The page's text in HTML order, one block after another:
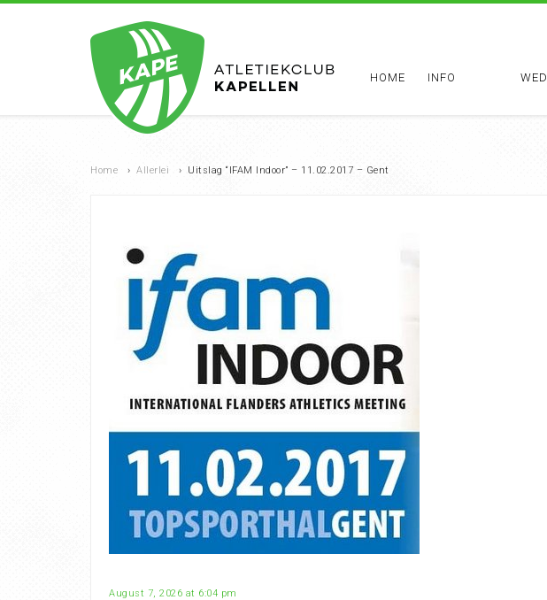
HOME INFO
Home › Allerlei › Uitslag “IFAM Indoor” – 11.02.2017 – Gent
August 7, 2026 at 6:04 pm